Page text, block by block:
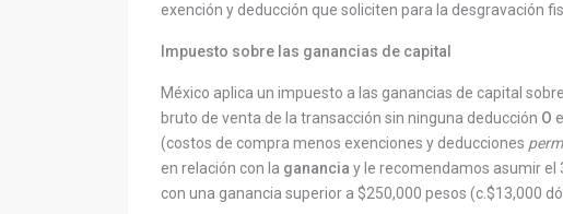
exención y deducción que soliciten para la desgravación
Impuesto sobre las ganancias de capital
México aplica un impuesto a las ganancias de capital
bruto de venta de la transacción sin ninguna deducción O
(costos de compra menos exenciones y deducciones
en relación con la ganancia y le recomendamos asumir el
con una ganancia superior a $250,000 pesos (c.$13,000